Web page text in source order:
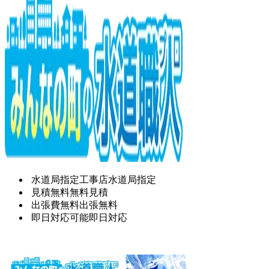
水道局指定工事店水道局指定
見積無料無料見積
出張費無料出張無料
即日対応可能即日対応